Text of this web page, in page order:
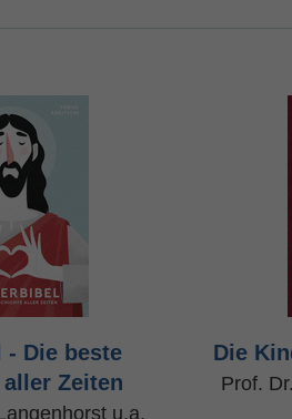
- Die beste
Zeiten
u.a.
Die
Prof.